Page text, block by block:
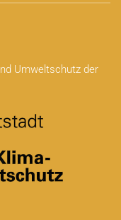
Umweltschutz der